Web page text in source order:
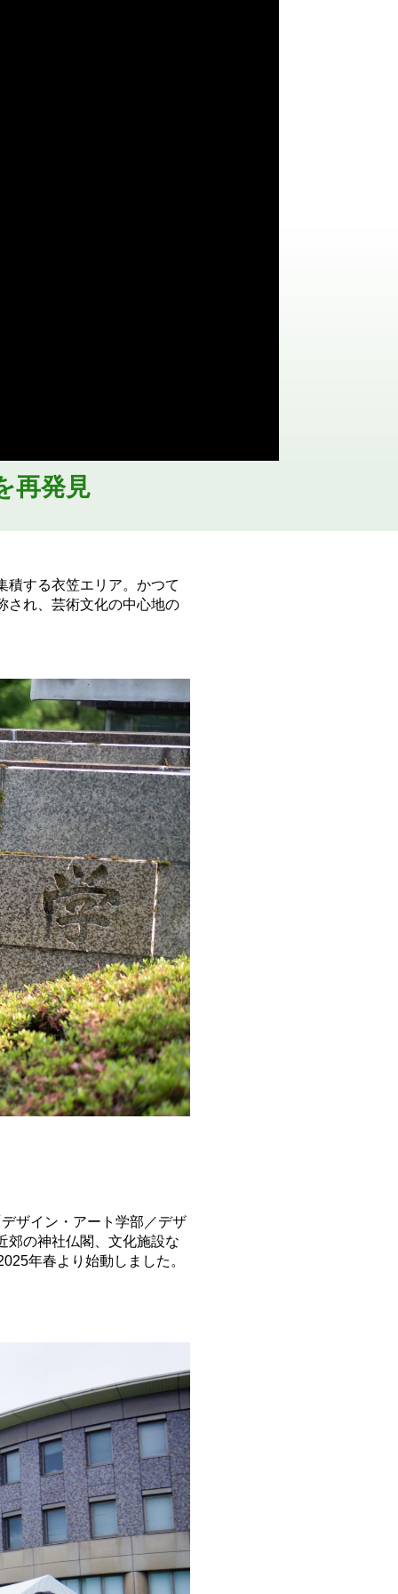
再発見
積する衣笠エリア。かつて
され、芸術文化の中心地の
ザイン・アート学部／デザ
郊の神社仏閣、文化施設な
年春より始動しました。